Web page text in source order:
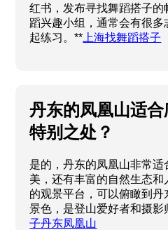
红书，发布寻找舞蹈搭子
蹈兴趣小组，通常会有很
起练习。** 上海找舞蹈搭子
丹东的凤凰山适
特别之处？
是的，丹东的凤凰山非常
美，还有丰富的自然生态
的观景平台，可以俯瞰到
景色，是登山爱好者和摄影
子丹东凤凰山